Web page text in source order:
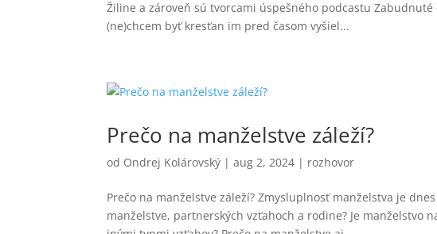
Žiline a zároveň sú tvorcami úspešného podcastu
(ne)chcem byť kresťan im pred časom vyšiel...
Prečo na manželstve záleží?
od Ondrej Kolárovský |aug 2, 2024 | rozhovor
Prečo na manželstve záleží? Zmysluplnosť manželstva je
manželstve, partnerských vzťahoch a rodine? Je manželstvo